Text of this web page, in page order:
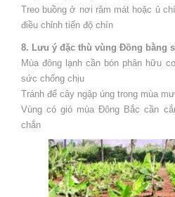
Treo buồng ở nơi râm mát hoặc ủ
điều chỉnh tiến độ chín
8. Lưu ý đặc thù vùng Đồng bằng
Mùa đông lạnh cần bón phân hữu
sức chống chịu
Tránh để cây ngập úng trong mùa
Vùng có gió mùa Đông Bắc cần
chắn